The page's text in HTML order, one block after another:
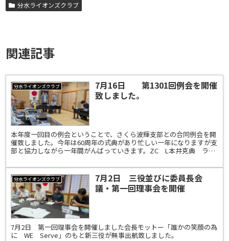
分水ライオンズクラブ
関連記事
分水ライオンズクラブ
7月16日 第1301回例会を開催
致しました。
本年度一回目の例会ということで、さくら波輝支部との合同例会を開
催致しました。今年は60周年の式典があり忙しい一年になりますが支
部と協力しながら一年間がんばっていきます。ZC L本井克典 ライ
分水ライオンズクラブ
7月2日 三役並びに委員長会
議・第一回理事会を開催
7月2日 第一回理事会を開催しました会長モットー「誰かの笑顔の為
に WE Serve」のもと新三役が無事出航致しました。